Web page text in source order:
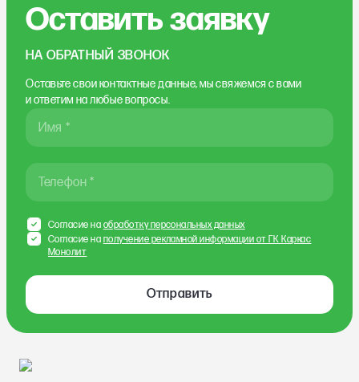
Оставить заявку
НА ОБРАТНЫЙ ЗВОНОК
Оставьте свои контактные данные, мы свяжемсяс вами
и ответим на любые вопросы.
Имя *
Телефон *
Отправить
Согласие на обработку персональных данных
Согласие на получение рекламной информации от ГК Каркас
Монолит